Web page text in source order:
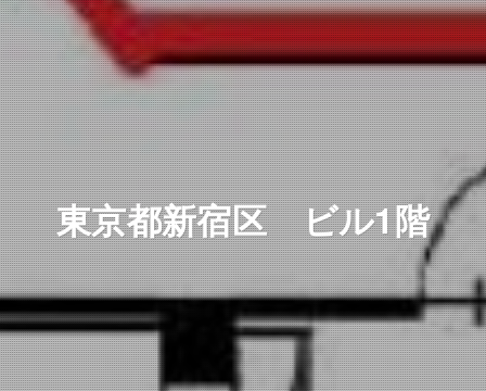
東京都新宿区 ビル1階